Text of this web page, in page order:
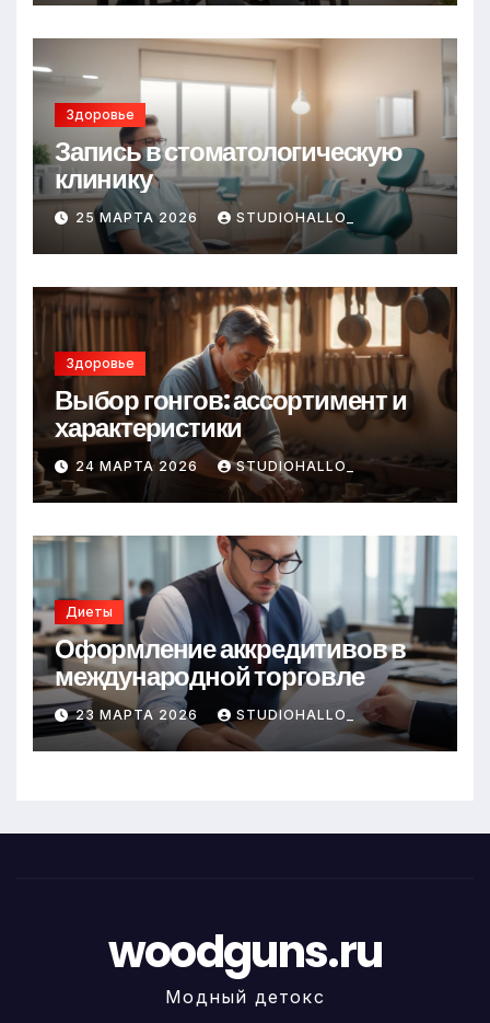
Здоровье
Запись в стоматологическую
клинику
25 МАРТА 2026 STUDIOHALLO_
Здоровье
Выбор гонгов: ассортимент и
характеристики
24 МАРТА 2026 STUDIOHALLO_
Диеты
Оформление аккредитивов в
международной торговле
23 МАРТА 2026 STUDIOHALLO_
woodguns.ru
Модный детокс